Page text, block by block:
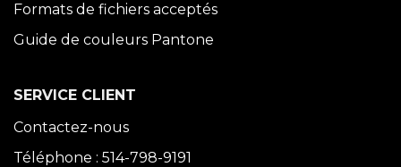
Formats de fichiers acceptés
Guide de couleurs Pantone
SERVICE CLIENT
Contactez-nous
Téléphone : 514-798-9191